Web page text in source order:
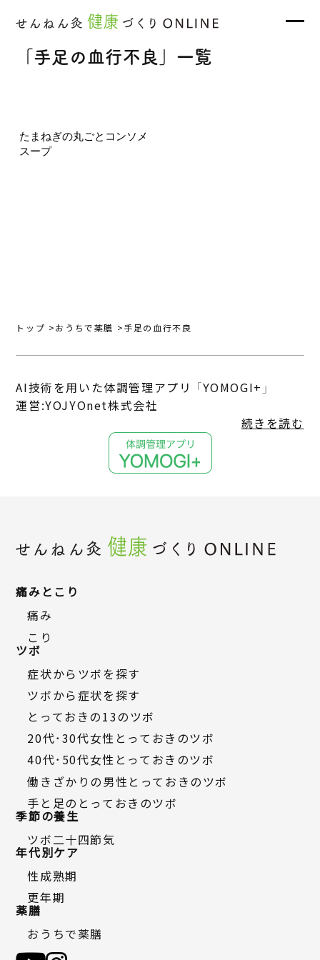
「手足の血行不良」一覧
たまねぎの丸ごとコンソメ
スープ
トップ おうちで薬膳 手足の血行不良
AI技術を用いた体調管理アプリ 「YOMOGI+」
運営:YOJYOnet株式会社
続きを読む
痛みとこり
痛み
こり
ツボ
症状からツボを探す
ツボから症状を探す
とっておきの13のツボ
20代・30代女性とっておきのツボ
40代・50代女性とっておきのツボ
働きざかりの男性とっておきのツボ
手と足のとっておきのツボ
季節の養生
ツボ二十四節気
年代別ケア
性成熟期
更年期
薬膳
おうちで薬膳